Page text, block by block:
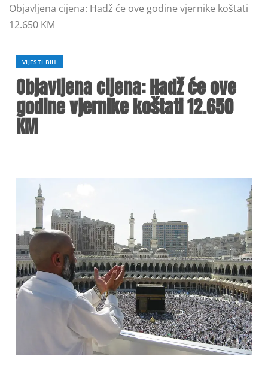
Objavljena cijena: Hadž će ove godine vjernike koštati
12.650 KM
VIJESTI BIH
Objavljena cijena: Hadž će ove
godine vjernike koštati 12.650
KM